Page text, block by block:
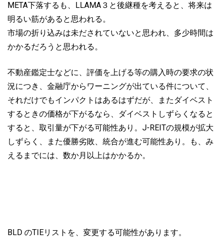
META下落するも、LLAMA３と後継種を考えると、将来は
明るい筋があると思われる。
市場の折り込みは未だされていないと思われ、多少時間は
かかるだろうと思われる。
不動産鑑定士などに、評価を上げる等の購入時の要求の状
況につき、金融庁からワーニングが出ている件について、
それだけでもインパクトはあるはずだが、またダイベスト
するときの価格が下がるなら、ダイベストしずらくなると
すると、取引量が下がる可能性あり。J-REITの規模が拡大
しずらく、また優勝劣敗、統合が進む可能性あり。も、み
えるまでには、数か月以上はかかるか。
BLD のTIEリストを、変更する可能性があります。